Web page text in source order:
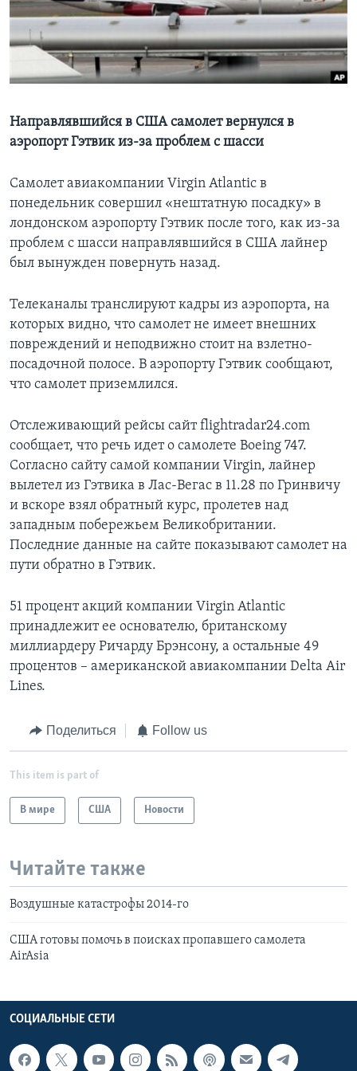
Learning English
СОЦИАЛЬНЫЕ СЕТИ
Языки
Направлявшийся в США самолет вернулся в
аэропорт Гэтвик из-за проблем с шасси
Самолет авиакомпании Virgin Atlantic в
понедельник совершил «нештатную посадку» в
лондонском аэропорту Гэтвик после того, как из-за
проблем с шасси направлявшийся в США лайнер
был вынужден повернуть назад.
Телеканалы транслируют кадры из аэропорта, на
которых видно, что самолет не имеет внешних
повреждений и неподвижно стоит на взлетно-
посадочной полосе. В аэропорту Гэтвик сообщают,
что самолет приземлился.
Отслеживающий рейсы сайт flightradar24.com
сообщает, что речь идет о самолете Boeing 747.
Согласно сайту самой компании Virgin, лайнер
вылетел из Гэтвика в Лас-Вегас в 11.28 по Гринвичу
и вскоре взял обратный курс, пролетев над
западным побережьем Великобритании.
Последние данные на сайте показывают самолет на
пути обратно в Гэтвик.
51 процент акций компании Virgin Atlantic
принадлежит ее основателю, британскому
миллиардеру Ричарду Брэнсону, а остальные 49
процентов – американской авиакомпании Delta Air
Lines.
Поделиться Follow us
This item is part of
В мире США Новости
Читайте также
Воздушные катастрофы 2014-го
США готовы помочь в поисках пропавшего самолета
AirAsia
СОЦИАЛЬНЫЕ СЕТИ